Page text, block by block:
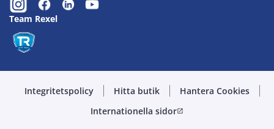
Team Rexel
Integritetspolicy Hitta butik
Hantera Cookies
Internationella sidoropen_in_new